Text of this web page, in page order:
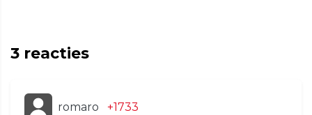
3 reacties
romaro +1733